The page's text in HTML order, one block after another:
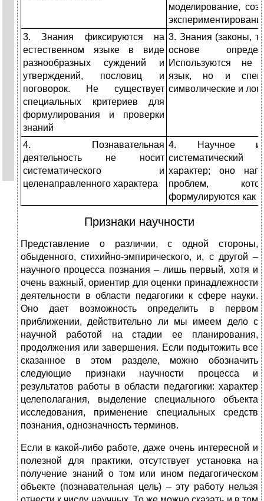
моделирование,
3. Знания фиксируются на
естественном языке в виде
разнообразных суждений и
утверждений, пословиц и
поговорок. Не существует
специальных критериев для
формулирования и проверки
знаний
3. Знания (законы,
основе
Используются не
язык, но и
символические и
4. Познавательная
деятельность не носит
систематического и
целенаправленного характера
4. Научное
систематический
характер; оно
проблем,
формулируются как
Признаки научности
Представление о различии, с одной стороны,
обыденного, стихийно-эмпирического, и, с другой –
научного процесса познания – лишь первый, хотя и
очень важный, ориентир для оценки принадлежности
деятельности в области педагогики к сфере науки.
Оно дает возможность определить в первом
приближении, действительно ли мы имеем дело с
научной работой на стадии ее планирования,
продолжения или завершения. Если подытожить все
сказанное в этом разделе, можно обозначить
следующие признаки научности процесса и
результатов работы в области педагогики: характер
целеполагания, выделение специального объекта
исследования, применение специальных средств
познания, однозначность терминов.
Если в какой-либо работе, даже очень интересной и
полезной для практики, отсутствует установка на
получение знаний о том или ином педагогическом
объекте (познавательная цель) – эту работу нельзя